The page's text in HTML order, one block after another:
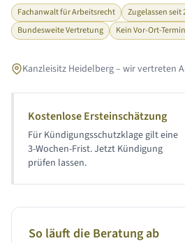
Fachanwalt für Arbeitsrecht
Zugelassen seit
Bundesweite Vertretung
Kein Vor-Ort-
Kanzleisitz Heidelberg – wir vertreten
Kostenlose Ersteinschätzung
Für Kündigungsschutzklage gilt eine
3-Wochen-Frist. Jetzt Kündigung
prüfen lassen.
So läuft die Beratung ab